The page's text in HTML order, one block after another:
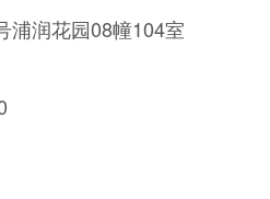
浦润花园08幢104室